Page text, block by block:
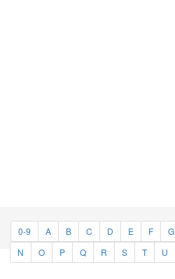
0-9 A B C D E F G
N
O P Q R S T U